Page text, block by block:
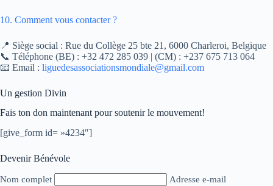
10. Comment vous contacter ?
📍 Siège social : Rue du Collège 25 bte 21, 6000 Charleroi, Belgique
📞 Téléphone (BE) : +32 472 285 039 | (CM) : +237 675 713 064
📧 Email : liguedesassociationsmondiale@gmail.com
Un gestion Divin
Fais ton don maintenant pour soutenir le mouvement!
[give_form id= »4234″]
Devenir Bénévole
Nom complet
Adresse e-mail